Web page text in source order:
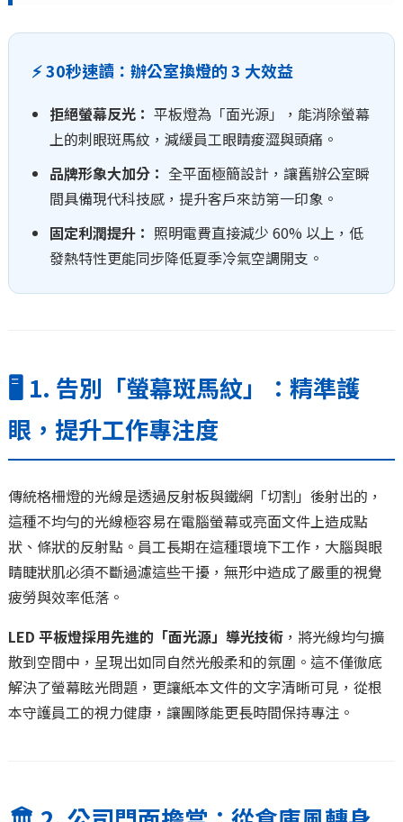
⚡ 30秒速讀：辦公室換燈的 3 大效益
拒絕螢幕反光： 平板燈為「面光源」，能消除螢幕
上的刺眼斑馬紋，減緩員工眼睛痠澀與頭痛。
品牌形象大加分： 全平面極簡設計，讓舊辦公室瞬
間具備現代科技感，提升客戶來訪第一印象。
固定利潤提升： 照明電費直接減少 60% 以上，低
發熱特性更能同步降低夏季冷氣空調開支。
🖥️ 1. 告別「螢幕斑馬紋」：精準護
眼，提升工作專注度
傳統格柵燈的光線是透過反射板與鐵網「切割」後射出的，
這種不均勻的光線極容易在電腦螢幕或亮面文件上造成點
狀、條狀的反射點。員工長期在這種環境下工作，大腦與眼
睛睫狀肌必須不斷過濾這些干擾，無形中造成了嚴重的視覺
疲勞與效率低落。
LED 平板燈採用先進的「面光源」導光技術，將光線均勻擴
散到空間中，呈現出如同自然光般柔和的氛圍。這不僅徹底
解決了螢幕眩光問題，更讓紙本文件的文字清晰可見，從根
本守護員工的視力健康，讓團隊能更長時間保持專注。